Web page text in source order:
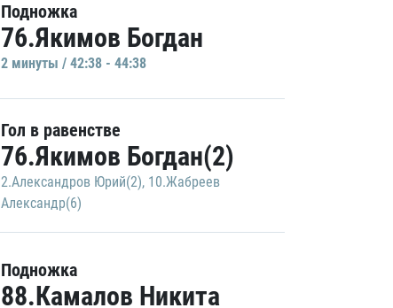
Подножка
76.Якимов Богдан
2 минуты / 42:38 - 44:38
Гол в равенстве
76.Якимов Богдан(2)
2.Александров Юрий(2), 10.Жабреев
Александр(6)
Подножка
88.Камалов Никита